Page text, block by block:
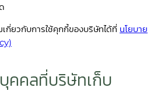
กี่ยวกับการใช้คุกกี้ของบริษัทได้ที่ นโยบาย
คคลที่บริษัทเก็บ